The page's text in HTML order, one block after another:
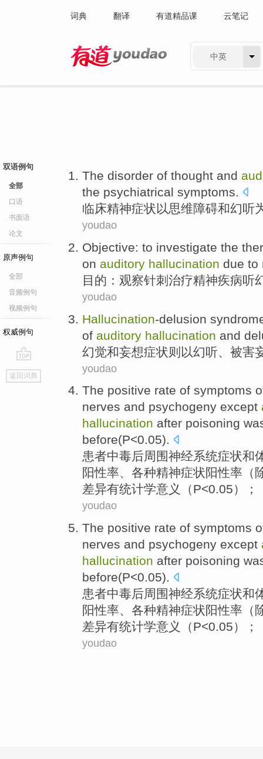
词典 翻译 有道精品课 云笔记
中英
双语例句
全部
口语
书面语
论文
原声例句
全部
音频例句
视频例句
权威例句
go
top
返回词典
The disorder of thought and
the psychiatrical symptoms.
临床精神症状以思维障碍和幻听
youdao
Objective: to investigate the
on auditory hallucination due to
目的 ： 观察针刺治疗精神疾病听
youdao
Hallucination-delusion
of auditory hallucination and
幻觉和妄想症状则 以幻听 、被害
youdao
The positive rate of symptoms
nerves and psychogeny except
hallucination after poisoning
before(P<0.05).
患者中毒后周围神经系统症状和
阳性率、各种精神症状阳性率（
差异有统计学意义（P<0.05）；
youdao
The positive rate of symptoms
nerves and psychogeny except
hallucination after poisoning
before(P<0.05).
患者中毒后周围神经系统症状和
阳性率、各种精神症状阳性率（
差异有统计学意义（P<0.05）；
youdao